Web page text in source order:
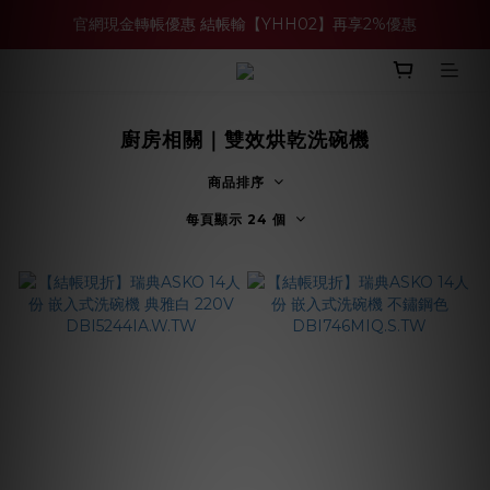
買多件家電找強老闆，比百貨公司更划算 >>
官網現金轉帳優惠 結帳輸【YHH02】再享2%優惠
買多件家電找強老闆，比百貨公司更划算 >>
廚房相關｜雙效烘乾洗碗機
商品排序
每頁顯示 24 個